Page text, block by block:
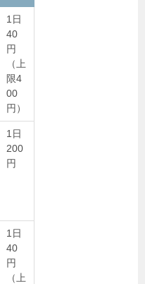
1日
40
円
（上
限4
00
円）
1日
200
円
1日
40
円
（上